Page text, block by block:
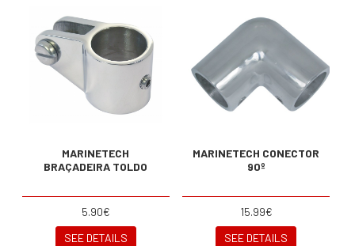
MARINETECH
BRAÇADEIRA TOLDO
5.90€
SEE DETAILS
MARINETECH CONECTOR
90º
15.99€
SEE DETAILS